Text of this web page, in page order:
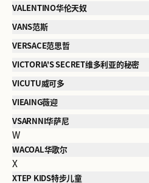
VALENTINO华伦天奴
VANS范斯
VERSACE范思哲
VICTORIA'S SECRET维多利亚的秘密
VICUTU威可多
VIEAING薇迎
VSARNNI华萨尼
W
WACOAL华歌尔
X
XTEP KIDS特步儿童